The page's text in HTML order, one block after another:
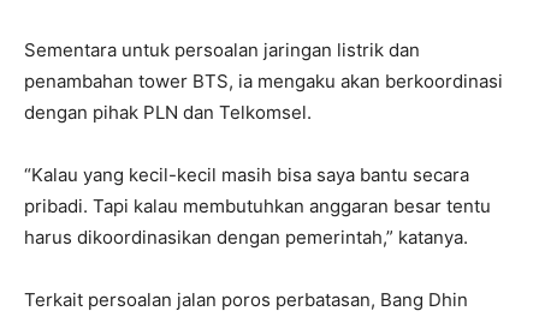
Sementara untuk persoalan jaringan listrik dan
penambahan tower BTS, ia mengaku akan berkoordinasi
dengan pihak PLN dan Telkomsel.
“Kalau yang kecil-kecil masih bisa saya bantu secara
pribadi. Tapi kalau membutuhkan anggaran besar tentu
harus dikoordinasikan dengan pemerintah,” katanya.
Terkait persoalan jalan poros perbatasan, Bang Dhin